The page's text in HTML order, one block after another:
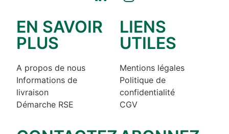
EN SAVOIR
PLUS
A propos de nous
Informations de
livraison
Démarche RSE
LIENS
UTILES
Mentions légales
Politique de
confidentialité
CGV